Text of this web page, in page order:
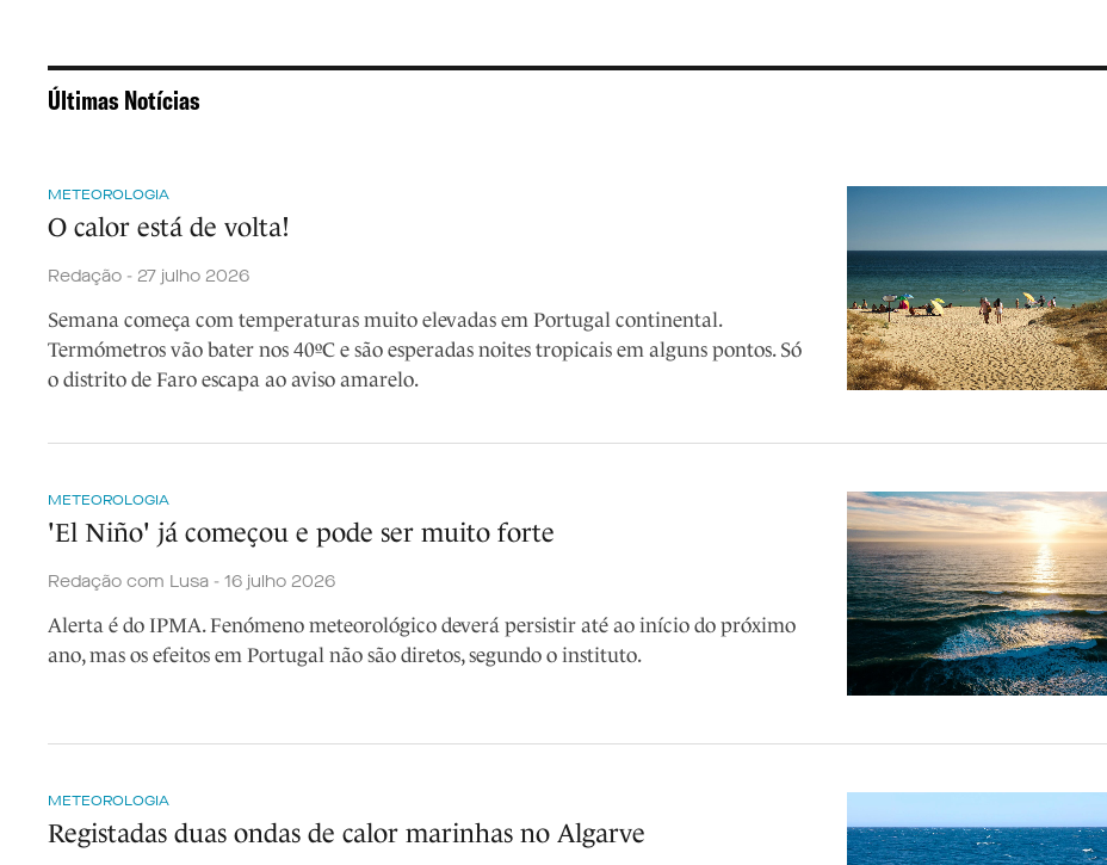
Últimas Notícias
METEOROLOGIA
O calor está de volta!
Redação - 27 julho 2026
Semana começa com temperaturas muito elevadas em Portugal continental.
Termómetros vão bater nos 40ºC e são esperadas noites tropicais em alguns pontos. Só
o distrito de Faro escapa ao aviso amarelo.
METEOROLOGIA
'El Niño' já começou e pode ser muito forte
Redação com Lusa - 16 julho 2026
Alerta é do IPMA. Fenómeno meteorológico deverá persistir até ao início do próximo
ano, mas os efeitos em Portugal não são diretos, segundo o instituto.
METEOROLOGIA
Registadas duas ondas de calor marinhas no Algarve